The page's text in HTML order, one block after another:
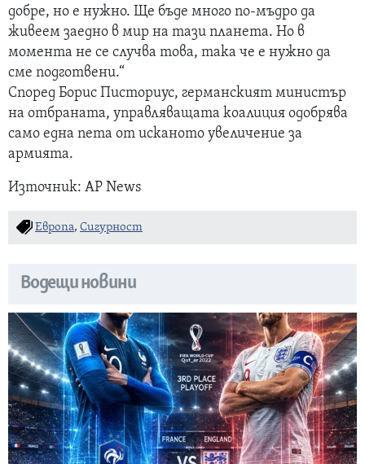
добре, но е нужно. Ще бъде много по-мъдро да
живеем заедно в мир на тази планета. Но в
момента не се случва това, така че е нужно да
сме подготвени.“
Според Борис Писториус, германският министър
на отбраната, управляващата коалиция одобрява
само една пета от исканото увеличение за
армията.
Източник: AP News
Европа, Сигурност
Водещи новини